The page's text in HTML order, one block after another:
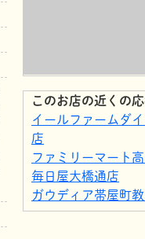
このお店の近くの
イールファームダ
店
ファミリーマート
毎日屋大橋通店
ガウディア帯屋町
ファミリーマート